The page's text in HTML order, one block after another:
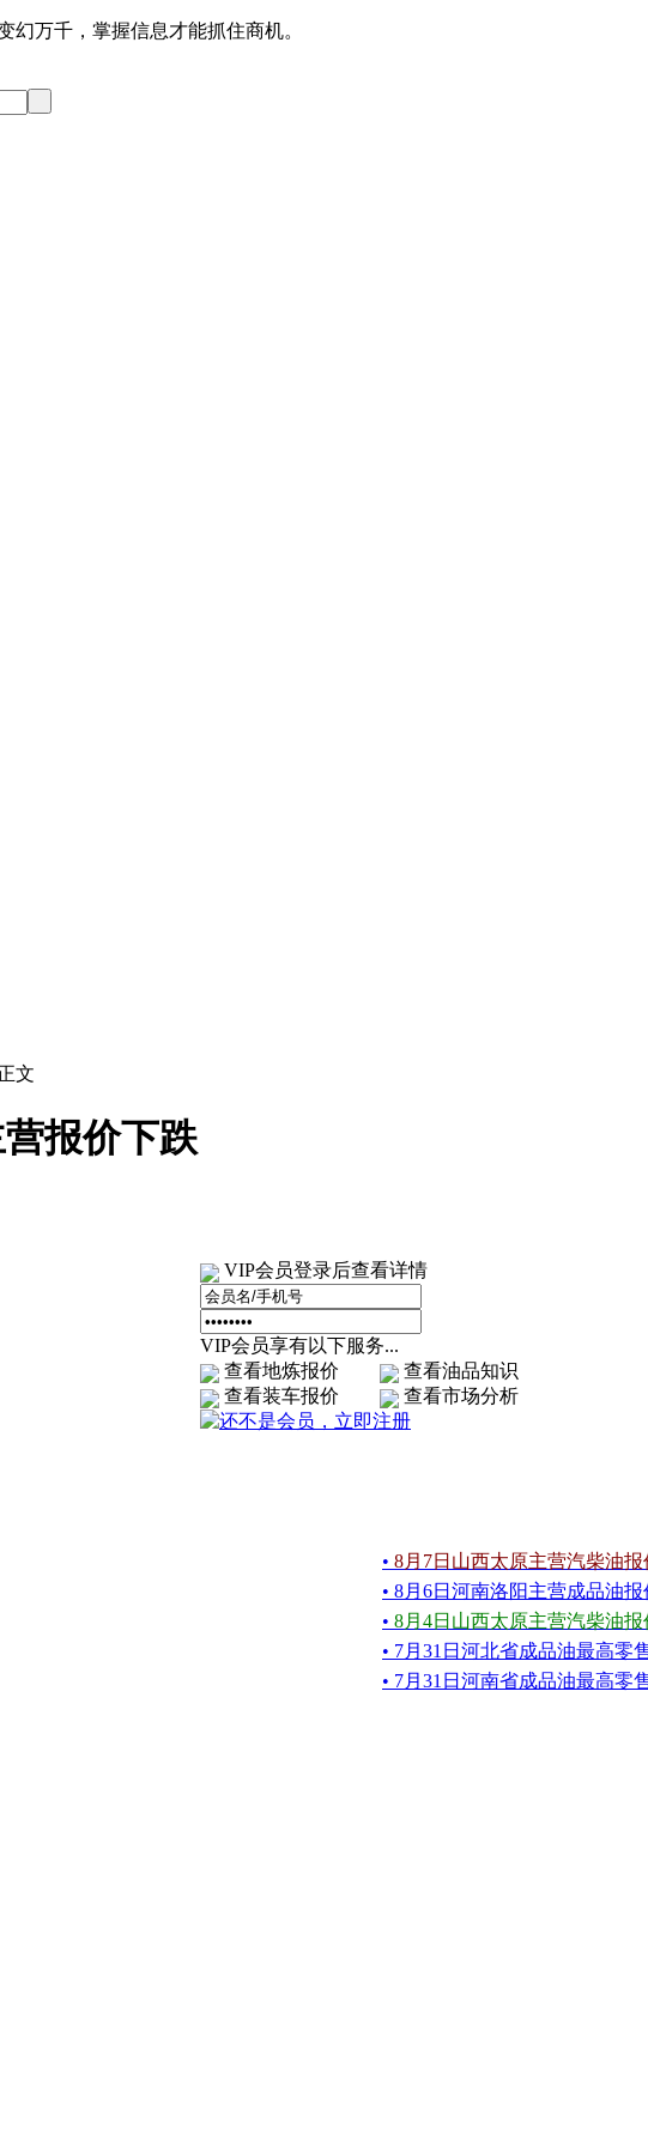
万千，掌握信息才能抓住商机。
文
报价下跌
VIP会员登录后查看详情
VIP会员享有以下服务...
查看地炼报价
查看油品知识
查看装车报价
查看市场分析
• 8月7日山西太原主营汽柴油报
• 8月6日河南洛阳主营成品油报
• 8月4日山西太原主营汽柴油报
• 7月31日河北省成品油最高零
• 7月31日河南省成品油最高零